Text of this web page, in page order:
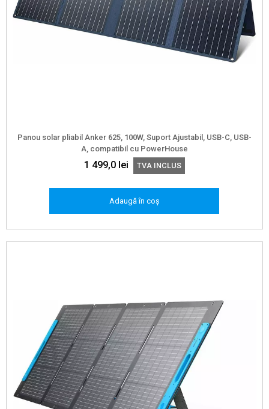
Panou solar pliabil Anker 625, 100W, Suport Ajustabil, USB-C, USB-
A, compatibil cu PowerHouse
1 499,0 lei TVA INCLUS
Adaugă în coș